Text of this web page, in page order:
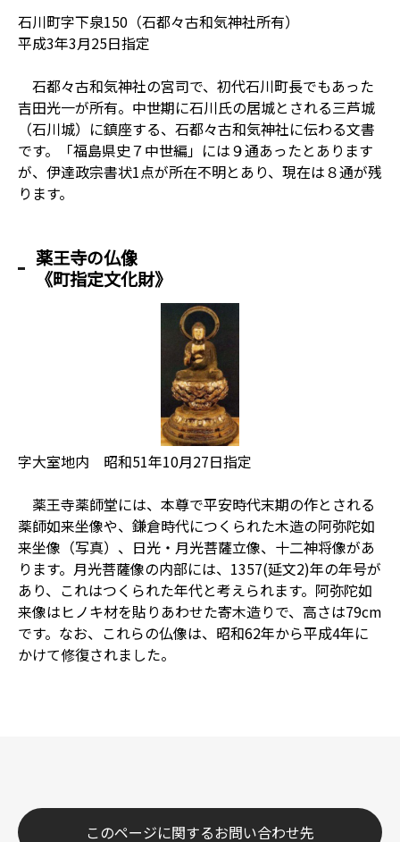
石川町字下泉150（石都々古和気神社所有）
平成3年3月25日指定
石都々古和気神社の宮司で、初代石川町長でもあった
吉田光一が所有。中世期に石川氏の居城とされる三芦城
（石川城）に鎮座する、石都々古和気神社に伝わる文書
です。「福島県史７中世編」には９通あったとあります
が、伊達政宗書状1点が所在不明とあり、現在は８通が残
ります。
薬王寺の仏像
《町指定文化財》
字大室地内 昭和51年10月27日指定
薬王寺薬師堂には、本尊で平安時代末期の作とされる
薬師如来坐像や、鎌倉時代につくられた木造の阿弥陀如
来坐像（写真）、日光・月光菩薩立像、十二神将像があ
ります。月光菩薩像の内部には、1357(延文2)年の年号が
あり、これはつくられた年代と考えられます。阿弥陀如
来像はヒノキ材を貼りあわせた寄木造りで、高さは79cm
です。なお、これらの仏像は、昭和62年から平成4年に
かけて修復されました。
このページに関するお問い合わせ先